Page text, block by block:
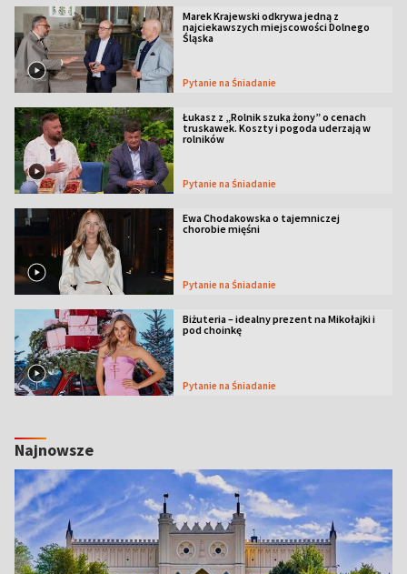
Marek Krajewski odkrywa jedną z
najciekawszych miejscowości Dolnego
Śląska
Pytanie na Śniadanie
Łukasz z „Rolnik szuka żony” o cenach
truskawek. Koszty i pogoda uderzają w
rolników
Pytanie na Śniadanie
Ewa Chodakowska o tajemniczej
chorobie mięśni
Pytanie na Śniadanie
Biżuteria – idealny prezent na Mikołajki i
pod choinkę
Pytanie na Śniadanie
Najnowsze